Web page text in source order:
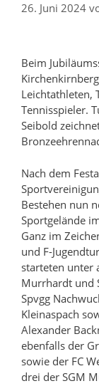
26. Juni 2024
Beim
Leichtathleten,
Tennisspieler.
Seibold
Nach dem
Bestehen nun
Sportgelände
Ganz im
und F-
starteten unter
Murrhardt und
Spvgg
Kleinaspach
Alexander
ebenfalls der
sowie der FC
drei der SGM